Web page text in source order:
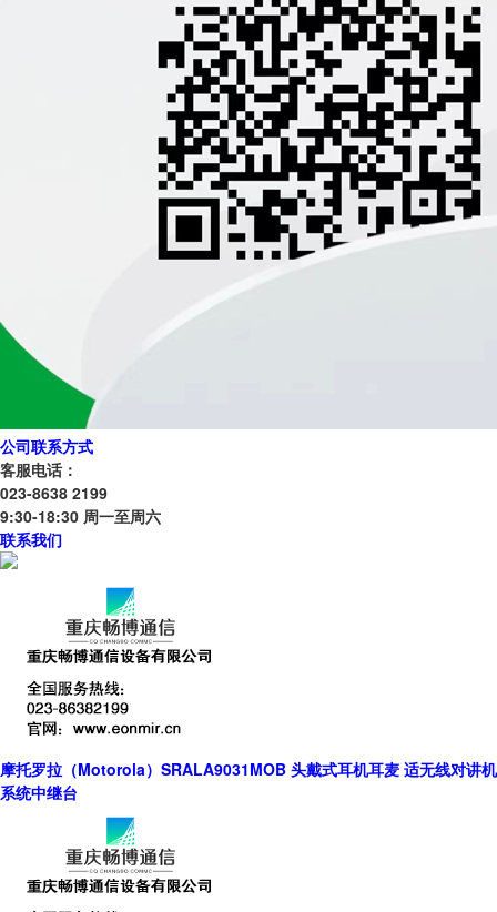
公司联系方式
客服电话：
023-8638 2199
9:30-18:30 周一至周六
联系我们
摩托罗拉（Motorola）SRALA9031MOB 头戴式耳机耳麦 适无线对讲机
系统中继台